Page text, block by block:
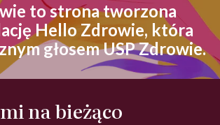
to strona tworzona
Hello Zdrowie, która
głosem USP Zdrowie.
na bieżąco